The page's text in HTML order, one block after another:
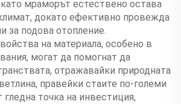
мраморът естествено остава
докато ефективно провежда
за подова отопление.
на материала, особено в
могат да помогнат да
отражавайки природната
правейки стаите по-големи
точка на инвестиция,